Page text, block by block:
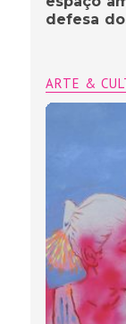
defesa
ARTE &